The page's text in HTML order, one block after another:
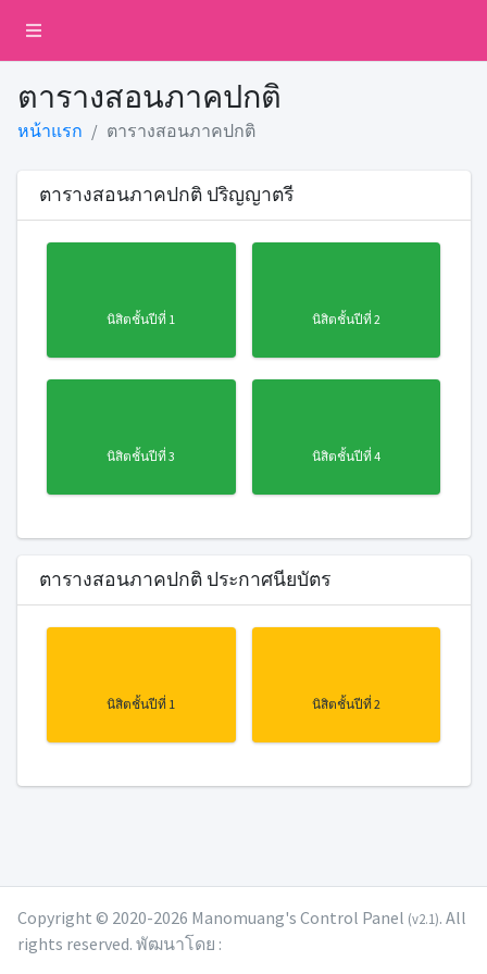
ตารางสอนภาคปกติ
หน้าแรก ตารางสอนภาคปกติ
ตารางสอนภาคปกติ ปริญญาตรี
นิสิตชั้นปีที่ 1 นิสิตชั้นปีที่ 2
นิสิตชั้นปีที่ 3 นิสิตชั้นปีที่ 4
ตารางสอนภาคปกติ ประกาศนียบัตร
นิสิตชั้นปีที่ 1 นิสิตชั้นปีที่ 2
Copyright © 2020-2026 Manomuang's Control Panel (v2.1). All
rights reserved. พัฒนาโดย :